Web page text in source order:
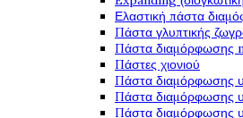
Ελαστική πάστα
Πάστα γλυπτικής
Πάστα διαμόρφωσης
Πάστες χιονιού
Πάστα διαμόρφωσης
Πάστα διαμόρφωσης
Πάστα διαμόρφωσης